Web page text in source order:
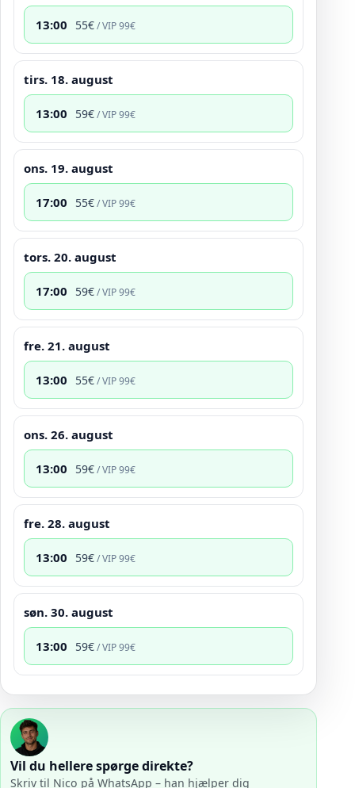
13:00 55€/ VIP99€
tirs. 18. august
13:00 59€/ VIP99€
ons. 19. august
17:00 55€/ VIP99€
tors. 20. august
17:00 59€/ VIP99€
fre. 21. august
13:00 55€/ VIP99€
ons. 26. august
13:00 59€/ VIP99€
fre. 28. august
13:00 59€/ VIP99€
søn. 30. august
13:00 59€/ VIP99€
Vil du hellere spørge direkte?
Skriv til Nico på WhatsApp – han hjælper dig